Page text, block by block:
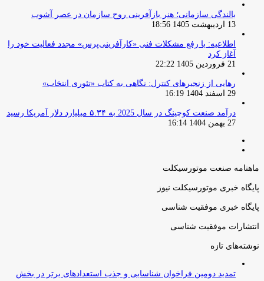
بالندگی سازمانی؛ هنر بازآفرینی روح سازمان در عصر آشوب
13 اردیبهشت 1405 18:56
اطلاعیه: با رفع مشکلات فنی «کارآفرینی‌پرس» مجدد فعالیت خود را
آغاز کرد
21 فروردین 1405 22:22
رهایی از زنجیرهای کنترل: نگاهی به کتاب «تئوری انتخاب»
29 اسفند 1404 16:19
درآمد صنعت کوچینگ در سال 2025 به ۵.۳۴ میلیارد دلار آمریکا رسید
27 بهمن 1404 16:14
ماهنامه صنعت موتورسیکلت
پایگاه خبری موتورسیکلت نیوز
پایگاه خبری موفقیت شناسی
انتشارات موفقیت شناسی
نوشته‌های تازه
تمدید دومین فراخوان شناسایی و جذب استعدادهای برتر در بخش